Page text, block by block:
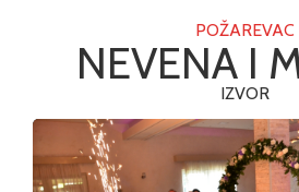
POŽAREVAC
NEVENA I
IZVOR